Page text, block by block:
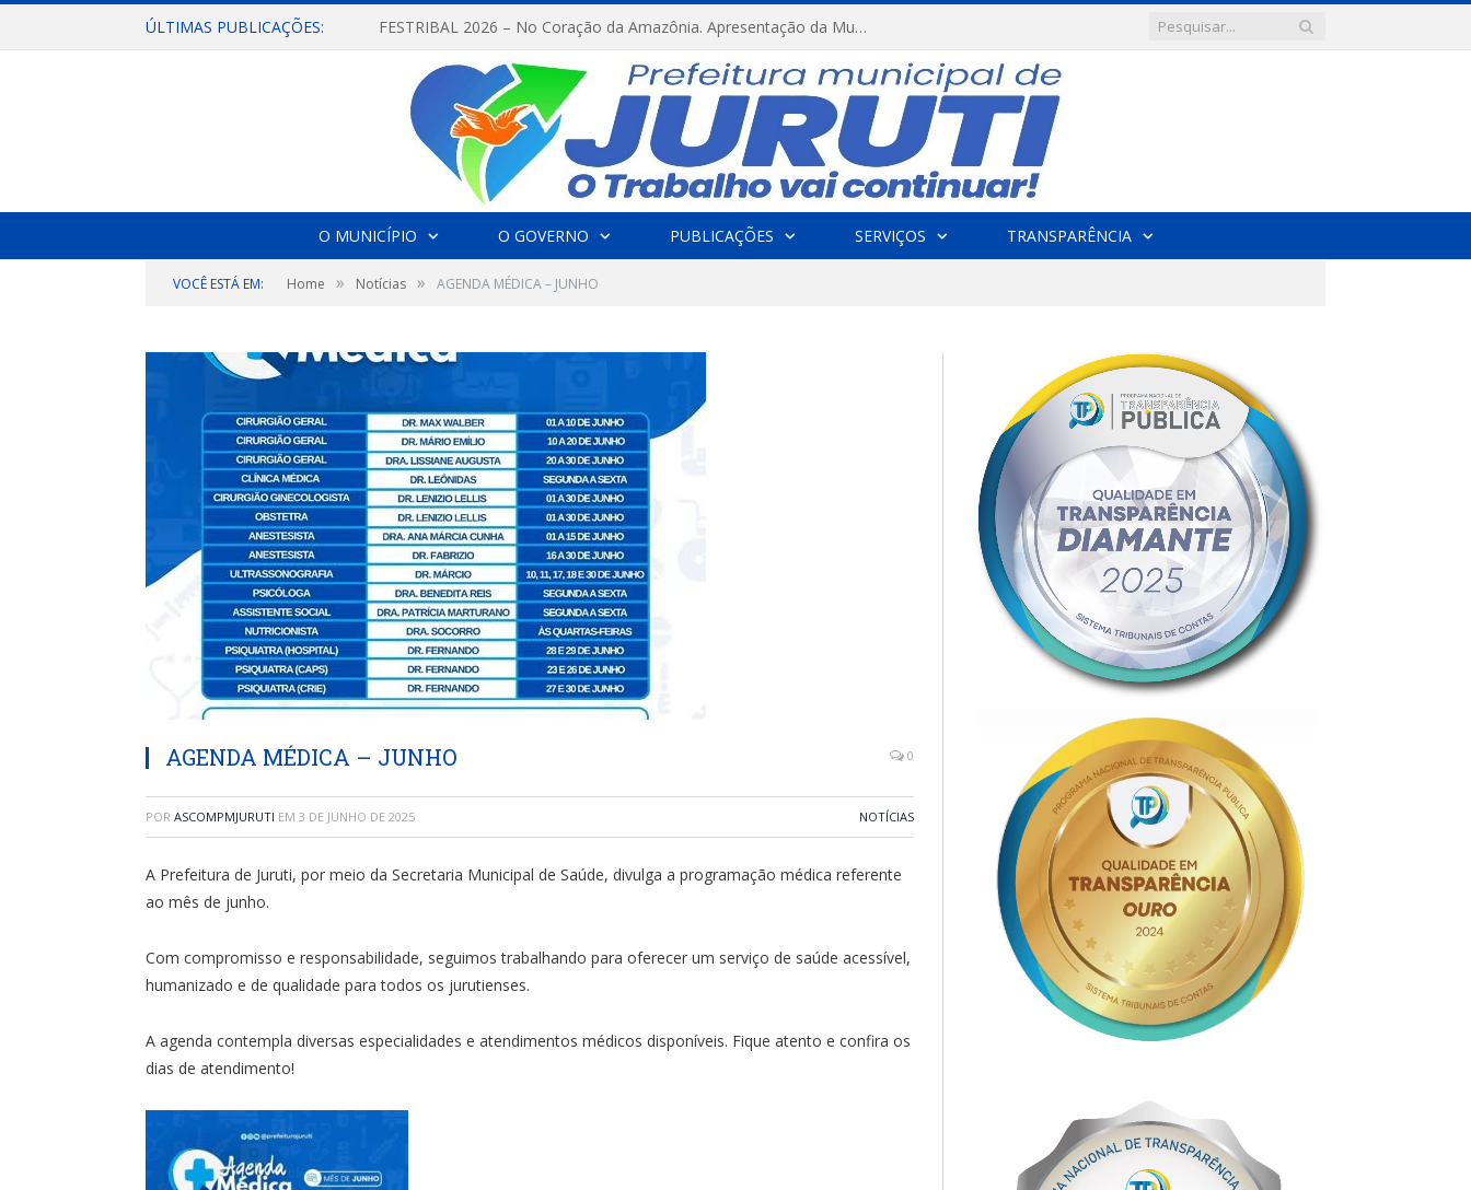
ÚLTIMAS PUBLICAÇÕES: FESTRIBAL 2026 – No Coração da Amazônia. Apresentação da Munduruku.
O MUNICÍPIO O GOVERNO PUBLICAÇÕES SERVIÇOS TRANSPARÊNCIA
VOCÊ ESTÁ EM: Home » Notícias » AGENDA MÉDICA – JUNHO
AGENDA MÉDICA – JUNHO 0
POR ASCOMPMJURUTI EM 3 DE JUNHO DE 2025 NOTÍCIAS
A Prefeitura de Juruti, por meio da Secretaria Municipal de Saúde, divulga a programação médica referente
ao mês de junho.
Com compromisso e responsabilidade, seguimos trabalhando para oferecer um serviço de saúde acessível,
humanizado e de qualidade para todos os jurutienses.
A agenda contempla diversas especialidades e atendimentos médicos disponíveis. Fique atento e confira os
dias de atendimento!